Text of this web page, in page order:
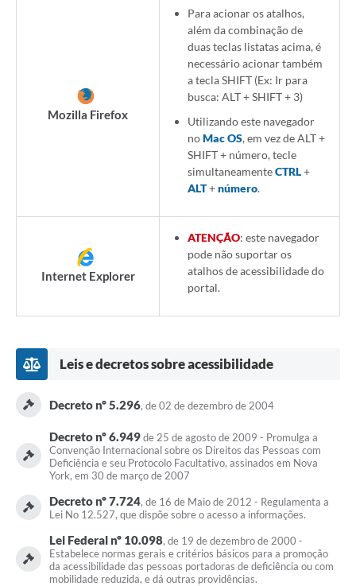
Mozilla Firefox
Para acionar os atalhos,
além da combinação de
duas teclas listatas acima, é
necessário acionar também
a tecla SHIFT (Ex: Ir para
busca: ALT + SHIFT + 3)
Utilizando este navegador
noMac OS, em vez de ALT +
SHIFT + número, tecle
simultaneamenteCTRL+
ALT+número.
Internet Explorer
ATENÇÃO: este navegador
pode não suportar os
atalhos de acessibilidade do
portal.
Leis e decretos sobre acessibilidade
Decreto nº 5.296, de 02 de dezembro de 2004
Decreto nº 6.949de 25 de agosto de 2009 - Promulga a
Convenção Internacional sobre os Direitos das Pessoas com
Deficiência e seu Protocolo Facultativo, assinados em Nova
York, em 30 de março de 2007
Decreto nº 7.724, de 16 de Maio de 2012 - Regulamenta a
Lei No 12.527, que dispõe sobre o acesso a informações.
Lei Federal nº 10.098, de 19 de dezembro de 2000 -
Estabelece normas gerais e critérios básicos para a promoção
da acessibilidade das pessoas portadoras de deficiência ou com
mobilidade reduzida, e dá outras providências.